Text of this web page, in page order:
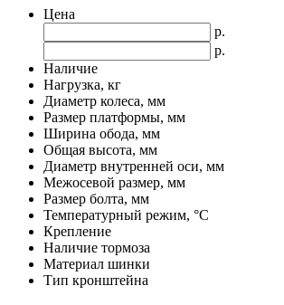
Цена
р.
р.
Наличие
Нагрузка, кг
Диаметр колеса, мм
Размер платформы, мм
Ширина обода, мм
Общая высота, мм
Диаметр внутренней оси, мм
Межосевой размер, мм
Размер болта, мм
Температурный режим, °С
Крепление
Наличие тормоза
Материал шинки
Тип кронштейна